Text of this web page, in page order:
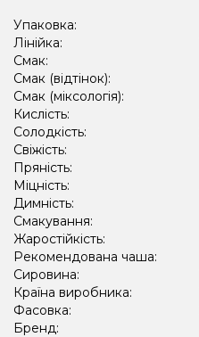
Упаковка:
Лінійка:
Смак:
Смак (відтінок):
Смак (міксологія):
Кислість:
Солодкість:
Свіжість:
Пряність:
Міцність:
Димність:
Смакування:
Жаростійкість:
Рекомендована чаша:
Сировина:
Країна виробника:
Фасовка:
Бренд: